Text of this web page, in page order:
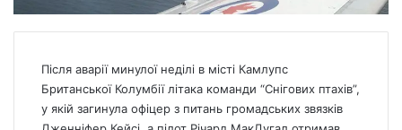
Після аварії минулої неділі в місті Камлупс
Британської Колумбії літака команди “Снігових птахів”,
у якій загинула офіцер з питань громадських звязків